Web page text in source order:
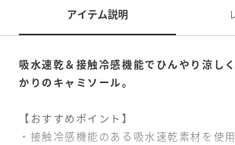
アイテム説明
吸水速乾＆接触冷感機能でひんやり涼し
かりのキャミソール。
【おすすめポイント】
・接触冷感機能のある吸水速乾素材を使